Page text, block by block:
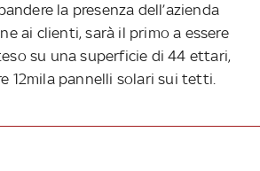
la presenza dell’azienda
ai clienti, sarà il primo a essere
su una superficie di 44 ettari,
12mila pannelli solari sui tetti.